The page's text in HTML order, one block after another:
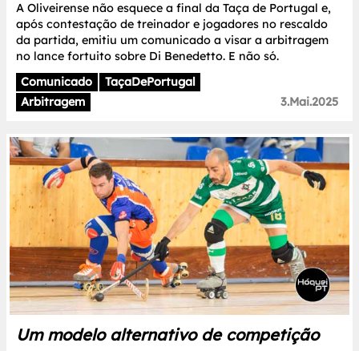
A Oliveirense não esquece a final da Taça de Portugal e,
após contestação de treinador e jogadores no rescaldo
da partida, emitiu um comunicado a visar a arbitragem
no lance fortuito sobre Di Benedetto. E não só.
Comunicado
TaçaDePortugal
Arbitragem
3.Mai.2025
Um modelo alternativo de competição